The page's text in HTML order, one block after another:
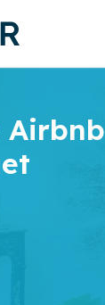
Airbnb